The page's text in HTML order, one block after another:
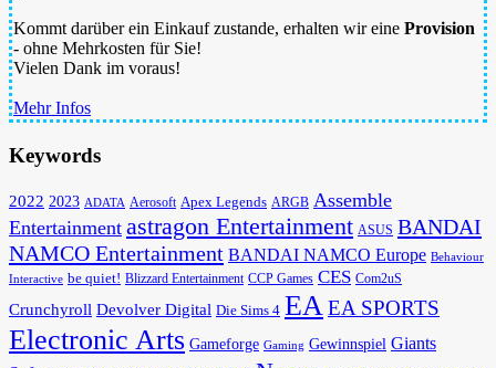
Kommt darüber ein Einkauf zustande, erhalten wir eine Provision
- ohne Mehrkosten für Sie!
Vielen Dank im voraus!
Mehr Infos
Keywords
2022 2023 ADATA Aerosoft Apex Legends ARGB Assemble
Entertainment astragon Entertainment ASUS BANDAI
NAMCO Entertainment BANDAI NAMCO Europe Behaviour
Interactive be quiet! Blizzard Entertainment CCP Games CES Com2uS
Crunchyroll Devolver Digital Die Sims 4 EA EA SPORTS
Electronic Arts Gameforge Gaming Gewinnspiel Giants